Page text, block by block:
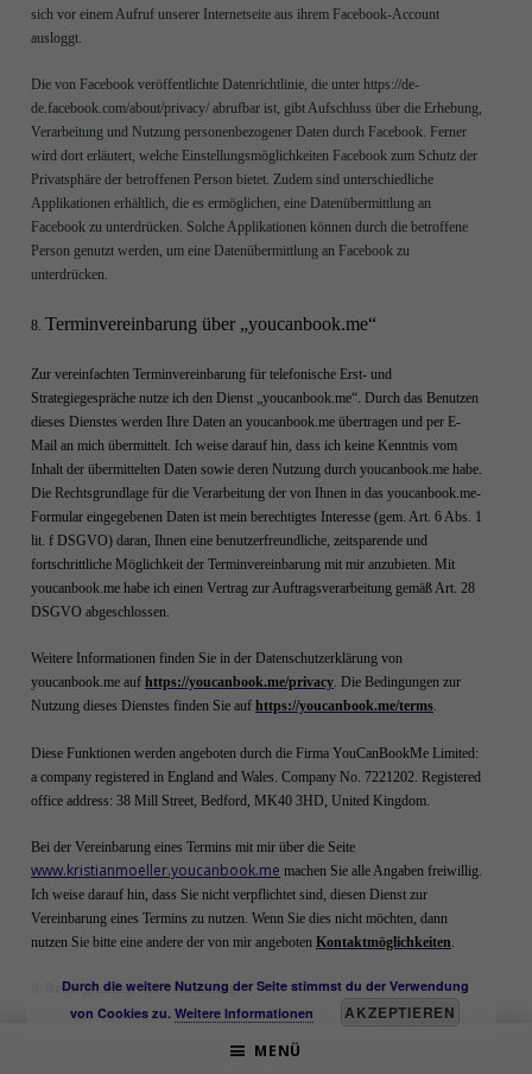
MENÜ
sich vor einem Aufruf unserer Internetseite aus ihrem Facebook-Account
ausloggt.
Die von Facebook veröffentlichte Datenrichtlinie, die unter https://de-
de.facebook.com/about/privacy/ abrufbar ist, gibt Aufschluss über die Erhebung,
Verarbeitung und Nutzung personenbezogener Daten durch Facebook. Ferner
wird dort erläutert, welche Einstellungsmöglichkeiten Facebook zum Schutz der
Privatsphäre der betroffenen Person bietet. Zudem sind unterschiedliche
Applikationen erhältlich, die es ermöglichen, eine Datenübermittlung an
Facebook zu unterdrücken. Solche Applikationen können durch die betroffene
Person genutzt werden, um eine Datenübermittlung an Facebook zu
unterdrücken.
8. Terminvereinbarung über „youcanbook.me“
Zur vereinfachten Terminvereinbarung für telefonische Erst- und
Strategiegespräche nutze ich den Dienst „youcanbook.me“. Durch das Benutzen
dieses Dienstes werden Ihre Daten an youcanbook.me übertragen und per E-
Mail an mich übermittelt. Ich weise darauf hin, dass ich keine Kenntnis vom
Inhalt der übermittelten Daten sowie deren Nutzung durch youcanbook.me habe.
Die Rechtsgrundlage für die Verarbeitung der von Ihnen in das youcanbook.me-
Formular eingegebenen Daten ist mein berechtigtes Interesse (gem. Art. 6 Abs. 1
lit. f DSGVO) daran, Ihnen eine benutzerfreundliche, zeitsparende und
fortschrittliche Möglichkeit der Terminvereinbarung mit mir anzubieten. Mit
youcanbook.me habe ich einen Vertrag zur Auftragsverarbeitung gemäß Art. 28
DSGVO abgeschlossen.
Weitere Informationen finden Sie in der Datenschutzerklärung von
youcanbook.me auf https://youcanbook.me/privacy. Die Bedingungen zur
Nutzung dieses Dienstes finden Sie auf https://youcanbook.me/terms.
Diese Funktionen werden angeboten durch die Firma YouCanBookMe Limited:
a company registered in England and Wales. Company No. 7221202. Registered
office address: 38 Mill Street, Bedford, MK40 3HD, United Kingdom.
Bei der Vereinbarung eines Termins mit mir über die Seite
www.kristianmoeller.youcanbook.me machen Sie alle Angaben freiwillig.
Ich weise darauf hin, dass Sie nicht verpflichtet sind, diesen Dienst zur
Vereinbarung eines Termins zu nutzen. Wenn Sie dies nicht möchten, dann
nutzen Sie bitte eine andere der von mir angeboten Kontaktmöglichkeiten.
9. Rechtsgrundlage der Verarbeitung
Verarbeitungsvorgänge, bei denen wir eine Einwilligung für einen bestimmten
Durch die weitere Nutzung der Seite stimmst du der Verwendung
von Cookies zu.Weitere Informationen AKZEPTIEREN